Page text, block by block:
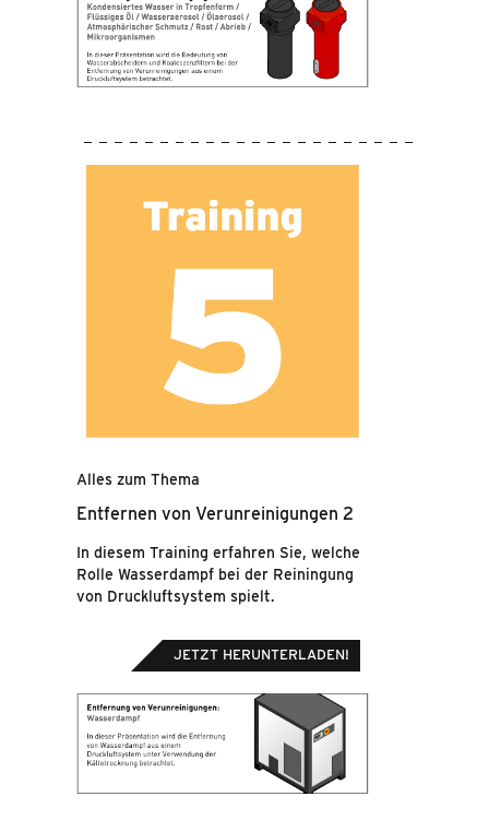
Alles zum Thema
Entfernen von Verunreinigungen 2
In diesem Training erfahren Sie, welche
Rolle Wasserdampf bei der Reiningung
von Druckluftsystem spielt.
JETZT HERUNTERLADEN!